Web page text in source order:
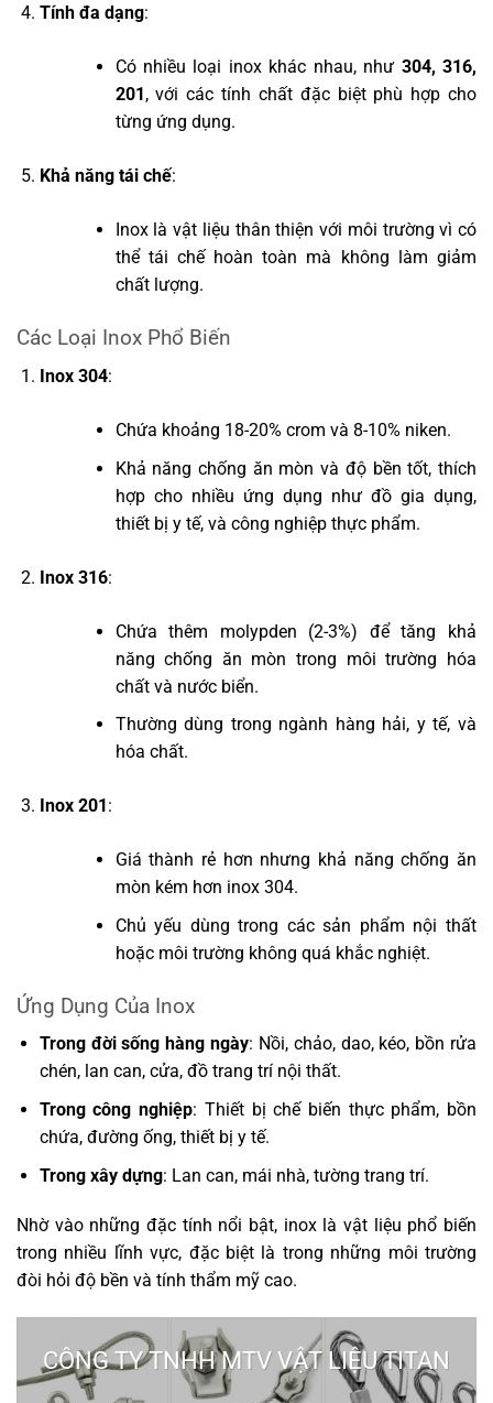
Tính đa dạng:
Có nhiều loại inox khác nhau, như 304, 316,
201 , với các tính chất đặc biệt phù hợp cho
từng ứng dụng.
Khả năng tái chế:
Inox là vật liệu thân thiện với môi trường vì có
thể tái chế hoàn toàn mà không làm giảm
chất lượng.
Các Loại Inox Phổ Biến
Inox 304:
Chứa khoảng 18-20% crom và 8-10% niken.
Khả năng chống ăn mòn và độ bền tốt, thích
hợp cho nhiều ứng dụng như đồ gia dụng,
thiết bị y tế, và công nghiệp thực phẩm.
Inox 316:
Chứa thêm molypden (2-3%) để tăng khả
năng chống ăn mòn trong môi trường hóa
chất và nước biển.
Thường dùng trong ngành hàng hải, y tế, và
hóa chất.
Inox 201 :
Giá thành rẻ hơn nhưng khả năng chống ăn
mòn kém hơn inox 304.
Chủ yếu dùng trong các sản phẩm nội thất
hoặc môi trường không quá khắc nghiệt.
Ứng Dụng Của Inox
Trong đời sống hàng ngày: Nồi, chảo, dao, kéo, bồn rửa
chén, lan can, cửa, đồ trang trí nội thất.
Trong công nghiệp: Thiết bị chế biến thực phẩm, bồn
chứa, đường ống, thiết bị y tế.
Trong xây dựng: Lan can, mái nhà, tường trang trí.
Nhờ vào những đặc tính nổi bật, inox là vật liệu phổ biến
trong nhiều lĩnh vực, đặc biệt là trong những môi trường
đòi hỏi độ bền và tính thẩm mỹ cao.
CÔNG TY TNHH MTV VẬT LIỆU TITAN